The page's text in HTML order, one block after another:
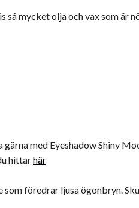
mycket olja och vax som är
med Eyeshadow Shiny
hittarhär
föredrar ljusa ögonbryn.